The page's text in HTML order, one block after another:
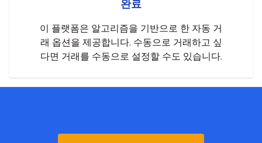
완료
이 플랫폼은 알고리즘을 기반으로 한 자동 거
래 옵션을 제공합니다. 수동으로 거래하고 싶
다면 거래를 수동으로 설정할 수도 있습니다.